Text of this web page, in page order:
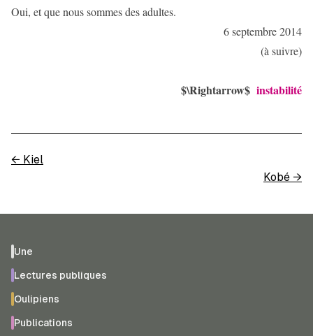
Oui, et que nous sommes des adultes.
6 septembre 2014
(à suivre)
$\Rightarrow$ instabilité
← Kiel
Kobé →
Une
Lectures publiques
Oulipiens
Publications